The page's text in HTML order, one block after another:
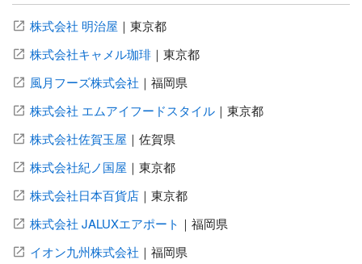
株式会社 明治屋 ｜ 東京都
株式会社キャメル珈琲 ｜ 東京都
風月フーズ株式会社 ｜ 福岡県
株式会社 エムアイフードスタイル ｜ 東京都
株式会社佐賀玉屋 ｜ 佐賀県
株式会社紀ノ国屋 ｜ 東京都
株式会社日本百貨店 ｜ 東京都
株式会社 JALUXエアポート ｜ 福岡県
イオン九州株式会社 ｜ 福岡県